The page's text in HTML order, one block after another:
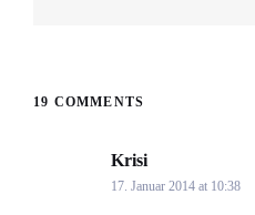
19 COMMENTS
Krisi
17. Januar 2014 at 10:38